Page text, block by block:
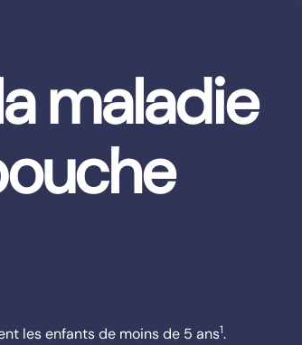
maladie
les enfants de moins de 5 ans1.